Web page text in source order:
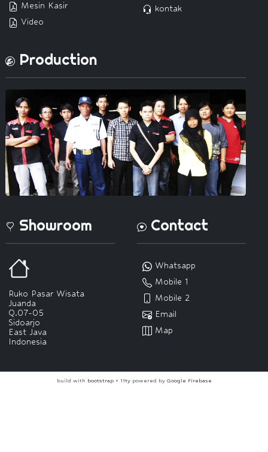
Mesin Kasir
Video
kontak
Production
Showroom
Ruko Pasar Wisata
Juanda
Q.07-05
Sidoarjo
East Java
Indonesia
Contact
Whatsapp
Mobile 1
Mobile 2
Email
Map
build with bootstrap+ 11typowered by Google Firebase